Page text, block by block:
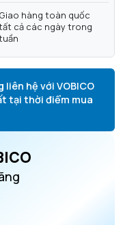
Giao hàng toàn quốc
cả các ngày trong
hệ với VOBICO
tại thời điểm mua